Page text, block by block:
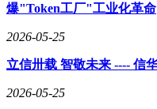
爆"Token工厂"工业化革命
2026-05-25
立信卅载 智敬未来 ---- 信
2026-05-25